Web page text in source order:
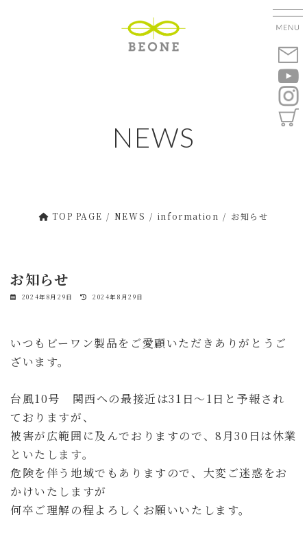
NEWS
TOP PAGE NEWS information お知らせ
お知らせ
2024年8月29日
最
時
:
2024年8月29日
いつもビーワン製品をご愛顧いただきありがとうご
ざいます。
台風10号 関西への最接近は31日～1日と予報され
ておりますが、
被害が広範囲に及んでおりますので、8月30日は休業
といたします。
危険を伴う地域でもありますので、大変ご迷惑をお
かけいたしますが
何卒ご理解の程よろしくお願いいたします。